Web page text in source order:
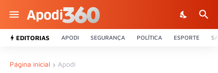
EDITORIAS APODI SEGURANÇA POLÍTICA ESPORTE
Página inicial Apodi